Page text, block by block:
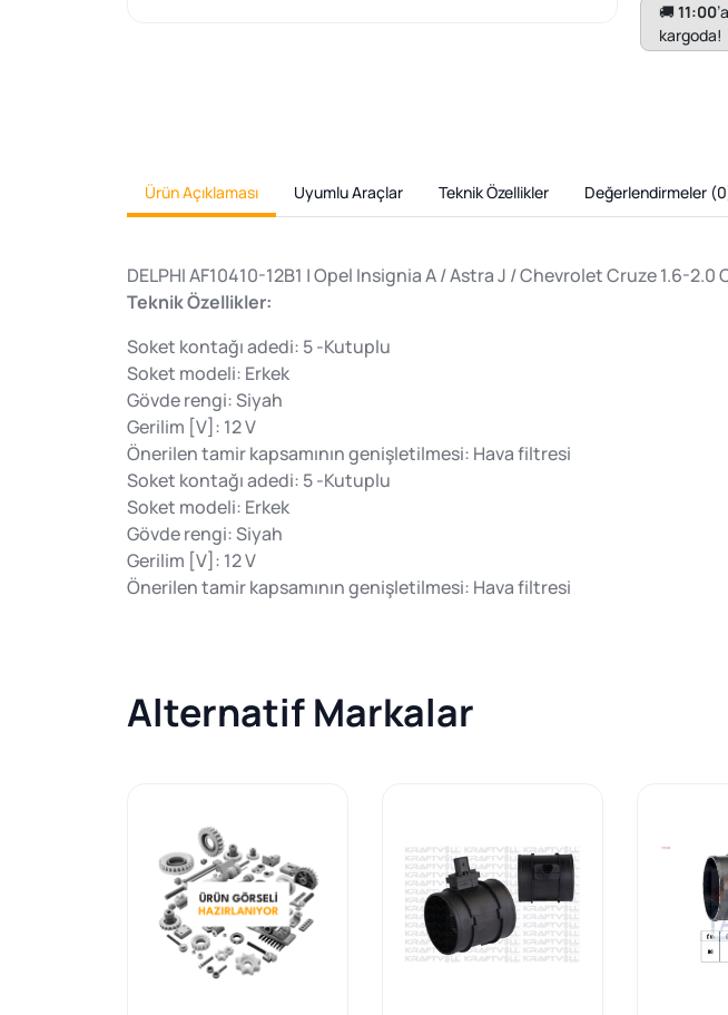
🚚11:00
kargoda!
Ürün Açıklaması Uyumlu Araçlar Teknik Özellikler Değerlendirmeler (0
DELPHI AF10410-12B1 | Opel Insignia A / Astra J / Chevrolet Cruze 1.6-
Teknik Özellikler:
Soket kontağı adedi: 5 -Kutuplu
Soket modeli: Erkek
Gövde rengi: Siyah
Gerilim [V]: 12 V
Önerilen tamir kapsamının genişletilmesi: Hava filtresi
Soket kontağı adedi: 5 -Kutuplu
Soket modeli: Erkek
Gövde rengi: Siyah
Gerilim [V]: 12 V
Önerilen tamir kapsamının genişletilmesi: Hava filtresi
Alternatif Markalar